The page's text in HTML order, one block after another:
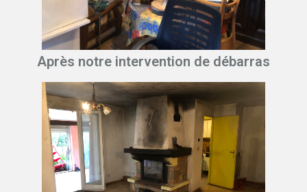
Après notre intervention de débarras